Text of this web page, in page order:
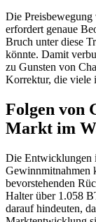
Die
erfordert genaue
Bruch unter diese
könnte. Damit
zu Gunsten von
Korrektur, die viele
Folgen von
Markt im
Die Entwicklungen
Gewinnmitnahmen
bevorstehenden
Halter über 1.058
darauf hindeuten,